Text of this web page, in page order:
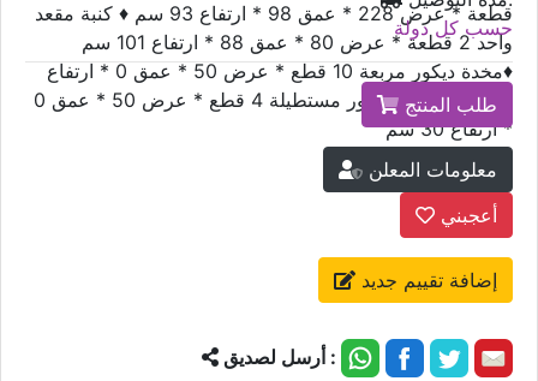
قطعة * عرض 228 * عمق 98 * ارتفاع 93 سم ♦ كنبة مقعد
واحد 2 قطعة * عرض 80 * عمق 88 * ارتفاع 101 سم
♦مخدة ديكور مربعة 10 قطع * عرض 50 * عمق 0 * ارتفاع
50 سم ♦مخدة ديكور مستطيلة 4 قطع * عرض 50 * عمق 0
* ارتفاع 30 سم
حسب كل دولة
طلب المنتج
معلومات المعلن
أعجبني
إضافة تقييم جديد
أرسل لصديق :